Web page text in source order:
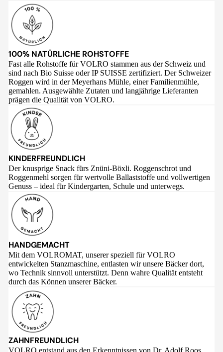
100% NATÜRLICHE ROHSTOFFE
Fast alle Rohstoffe für VOLRO stammen aus der Schweiz und
sind nach Bio Suisse oder IP SUISSE zertifiziert. Der Schweizer
Roggen wird in der Meyerhans Mühle, einer Familienmühle,
gemahlen. Ausgewählte Zutaten und langjährige Lieferanten
prägen die Qualität von VOLRO.
KINDERFREUNDLICH
Der knusprige Snack fürs Znüni-Böxli. Roggenschrot und
Roggenmehl sorgen für wertvolle Ballaststoffe und vollwertigen
Genuss – ideal für Kindergarten, Schule und unterwegs.
HANDGEMACHT
Mit dem VOLROMAT, unserer speziell für VOLRO
entwickelten Stanzmaschine, entlasten wir unsere Bäcker dort,
wo Technik sinnvoll unterstützt. Denn wahre Qualität entsteht
durch das Können unserer Bäcker.
ZAHNFREUNDLICH
VOLRO entstand aus den Erkenntnissen von Dr. Adolf Roos,